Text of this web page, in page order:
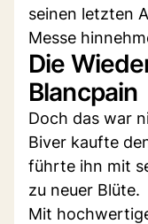
seinen letzten
Messe
Die
Blancpain
Doch das war
Biver kaufte
führte ihn mit
zu neuer Blüte.
Mit